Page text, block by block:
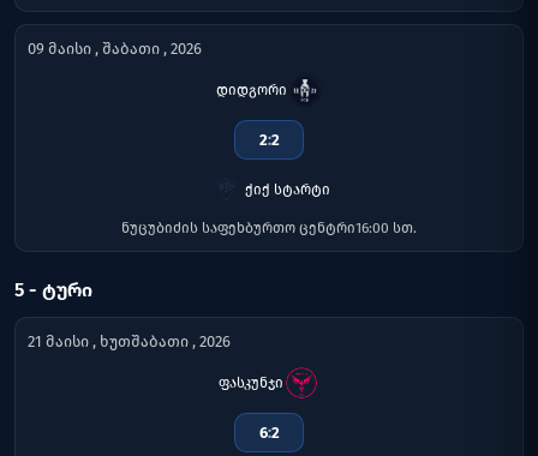
09 მაისი , შაბათი , 2026
დიდგორი
2:2
ქიქ სტარტი
ნუცუბიძის საფეხბურთო ცენტრი16:00 სთ.
5 - ᲢᲣᲠᲘ
21 მაისი , ხუთშაბათი , 2026
ფასკუნჯი
6:2